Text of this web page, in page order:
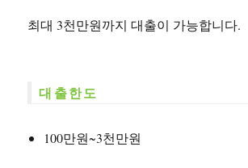
최대 3천만원까지 대출이 가능합니다.
대출한도
100만원~3천만원